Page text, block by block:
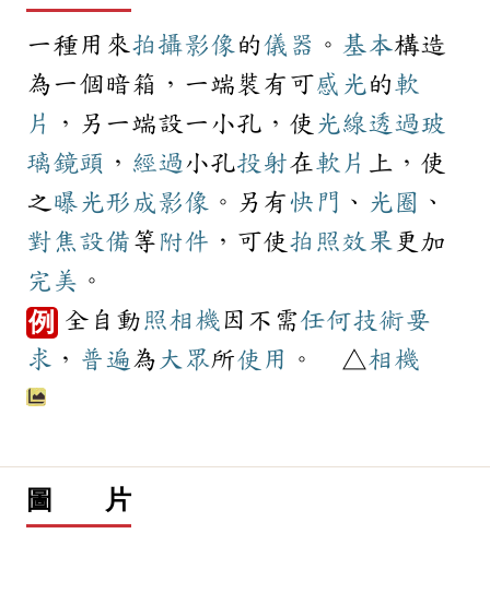
一種用來拍攝影像的儀器 。 基本構造
為一個暗箱，一端裝有可感光的軟
片
，另一端設一小孔，使 光線透過玻
璃鏡頭 ， 經過小孔投射在軟片 上，使
之曝光形成影像 。另有快門 、 光圈 、
對焦設備 等 附件 ，可使 拍照效果 更加
完美 。
例 全自動 照相機因不需任何技術要
求 ， 普遍為 大眾所使用 。 △相機
圖 片